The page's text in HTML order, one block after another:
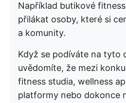
Například butikové
přilákat osoby, které si
a komunity.
Když se podíváte na tyto
uvědomíte, že mezi
fitness studia, wellness
platformy nebo dokonce